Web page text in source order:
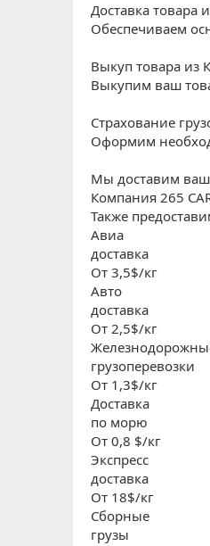
Доставка товара
Обеспечиваем
Выкуп товара из
Выкупим ваш
Страхование
Оформим
Мы доставим ваш
Компания 265
Также
Авиа
доставка
От 3,5$/кг
Авто
доставка
От 2,5$/кг
грузоперевозки
От 1,3$/кг
Доставка
по морю
От 0,8 $/кг
Экспресс
доставка
От 18$/кг
Сборные
грузы